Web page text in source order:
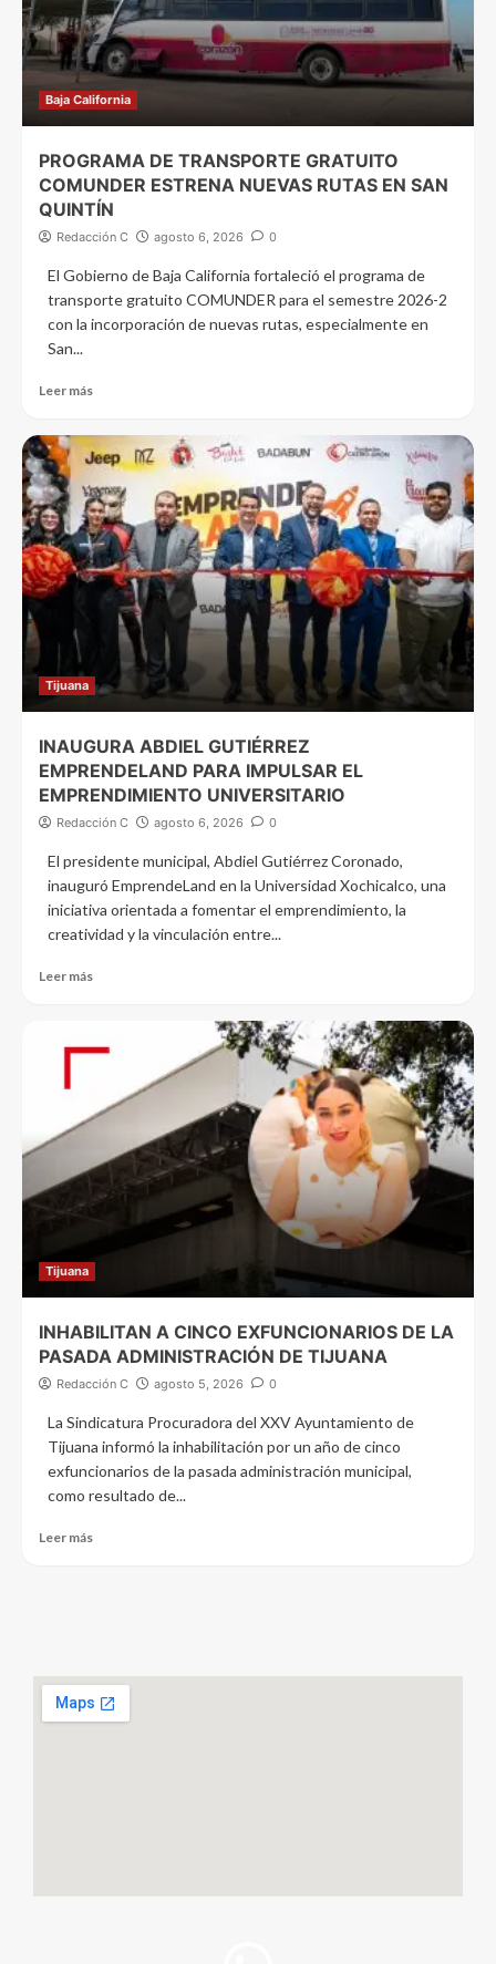
Baja California
PROGRAMA DE TRANSPORTE GRATUITO
COMUNDER ESTRENA NUEVAS RUTAS EN SAN
QUINTÍN
Redacción C agosto 6, 2026 0
El Gobierno de Baja California fortaleció el programa de
transporte gratuito COMUNDER para el semestre 2026-2
con la incorporación de nuevas rutas, especialmente en
San...
Leer más
Tijuana
INAUGURA ABDIEL GUTIÉRREZ
EMPRENDELAND PARA IMPULSAR EL
EMPRENDIMIENTO UNIVERSITARIO
Redacción C agosto 6, 2026 0
El presidente municipal, Abdiel Gutiérrez Coronado,
inauguró EmprendeLand en la Universidad Xochicalco, una
iniciativa orientada a fomentar el emprendimiento, la
creatividad y la vinculación entre...
Leer más
Tijuana
INHABILITAN A CINCO EXFUNCIONARIOS DE LA
PASADA ADMINISTRACIÓN DE TIJUANA
Redacción C agosto 5, 2026 0
La Sindicatura Procuradora del XXV Ayuntamiento de
Tijuana informó la inhabilitación por un año de cinco
exfuncionarios de la pasada administración municipal,
como resultado de...
Leer más